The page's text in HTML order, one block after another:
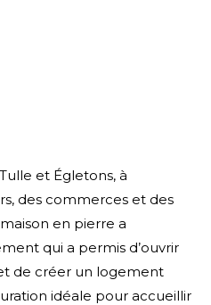
et Égletons, à
des commerces et des
en pierre a
qui a permis d’ouvrir
de créer un logement
idéale pour accueillir